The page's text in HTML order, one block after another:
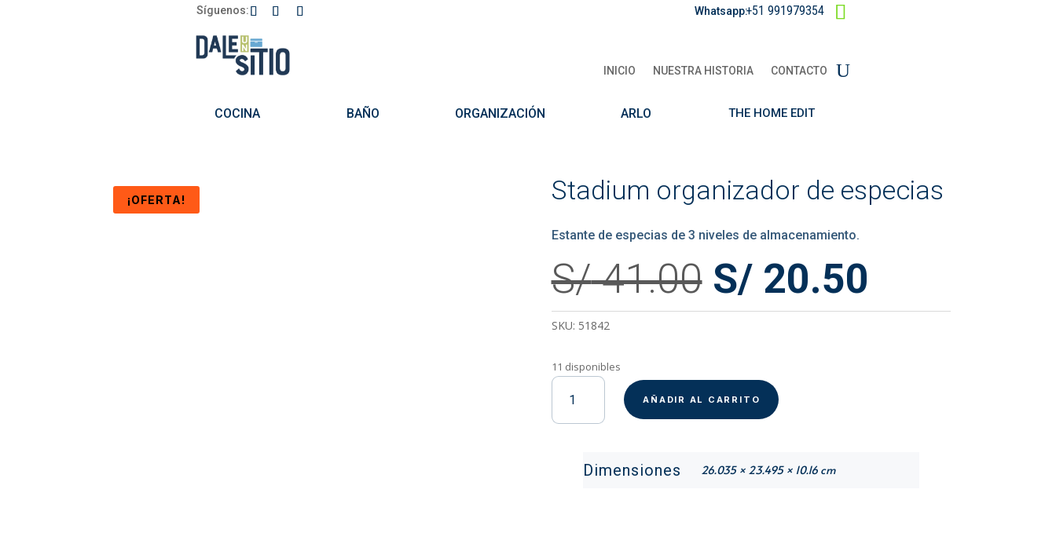
Síguenos: Whatsapp:+51 991979354
INICIO NUESTRA HISTORIA CONTACTO
COCINA BAÑO ORGANIZACIÓN ARLO THE HOME EDIT
¡OFERTA! Stadium organizador de especias
Estante de especias de 3 niveles de almacenamiento.
S/41.00 El
precio
original
S/20.50
actual
SKU: 51842
11 disponibles
Stadium
organizador
de
AÑADIR AL CARRITO
Dimensiones 26.035 × 23.495 × 10.16 cm